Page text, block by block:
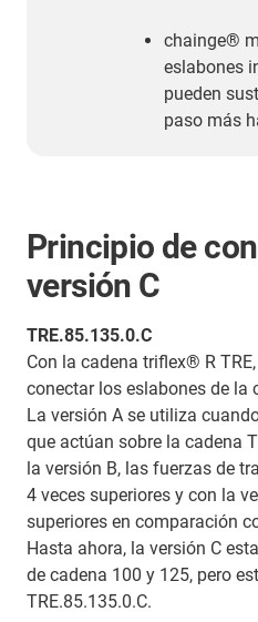
chainge®
eslabones
pueden
paso más
Principio de
versión C
TRE.85.135.0.C
Con la cadena triflex® R
conectar los eslabones de la
La versión A se utiliza
que actúan sobre la cadena
la versión B, las fuerzas de
4 veces superiores y con la
superiores en comparación
Hasta ahora, la versión C
de cadena 100 y 125, pero
TRE.85.135.0.C.